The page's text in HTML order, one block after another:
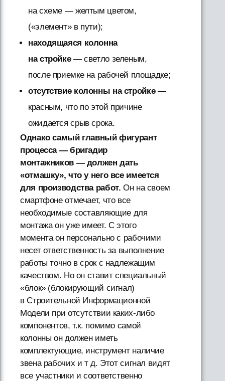
на схеме — желтым цветом,
(«элемент» в пути);
находящаяся колонна
на стройке— светло зеленым,
после приемке на рабочей площадке;
отсутствие колонны на стройке—
красным, что по этой причине
ожидается срыв срока.
Однако самый главный фигурант
процесса — бригадир
монтажников — должен дать
«отмашку», что у него все имеется
для производства работ. Он на своем
смартфоне отмечает, что все
необходимые составляющие для
монтажа он уже имеет. С этого
момента он персонально с рабочими
несет ответственность за выполнение
работы точно в срок с надлежащим
качеством. Но он ставит специальный
«блок» (блокирующий сигнал)
в Строительной Информационной
Модели при отсутствии каких-либо
компонентов, т.к. помимо самой
колонны он должен иметь
комплектующие, инструмент наличие
звена рабочих и т д. Этот сигнал видят
все участники и соответственно